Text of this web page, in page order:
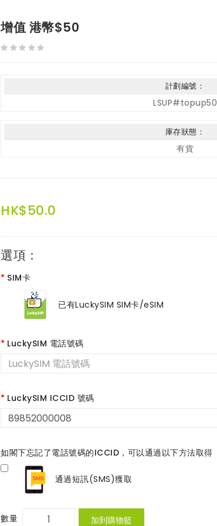
增值 港幣$50
計劃編號：
LSUP#topup50
庫存狀態：
有貨
HK$50.0
選項：
SIM卡
已有LuckySIM SIM卡/eSIM
LuckySIM 電話號碼
LuckySIM ICCID 號碼
如閣下忘記了電話號碼的ICCID，可以通過以下方法取得
通過短訊(SMS)獲取
數量 加到購物籃